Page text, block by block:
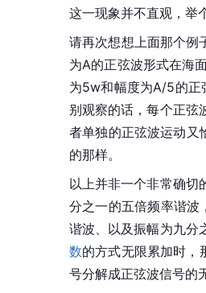
这一现象并不直观，举
请再次想想上面那个例
为A的正弦波形式在海
为5w和幅度为A/5的正
别观察的话，每个正弦
者单独的正弦波运动又
的那样。
以上并非一个非常确切
分之一的五倍频率谐波
谐波、以及振幅为九分
数的方式无限累加时，
号分解成正弦波信号的